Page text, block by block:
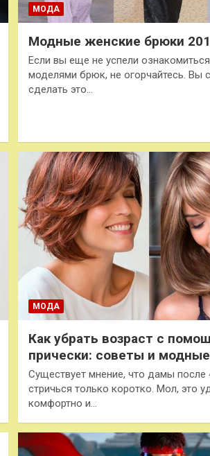
МОДА
Модные женские брюки
Если вы еще не успели
моделями брюк, не огорчайтесь. Вы
сделать это…
МОДА
Как убрать возраст с
прически: советы и
Существует мнение, что дамы
стричься только коротко. Мол, это
комфортно и…